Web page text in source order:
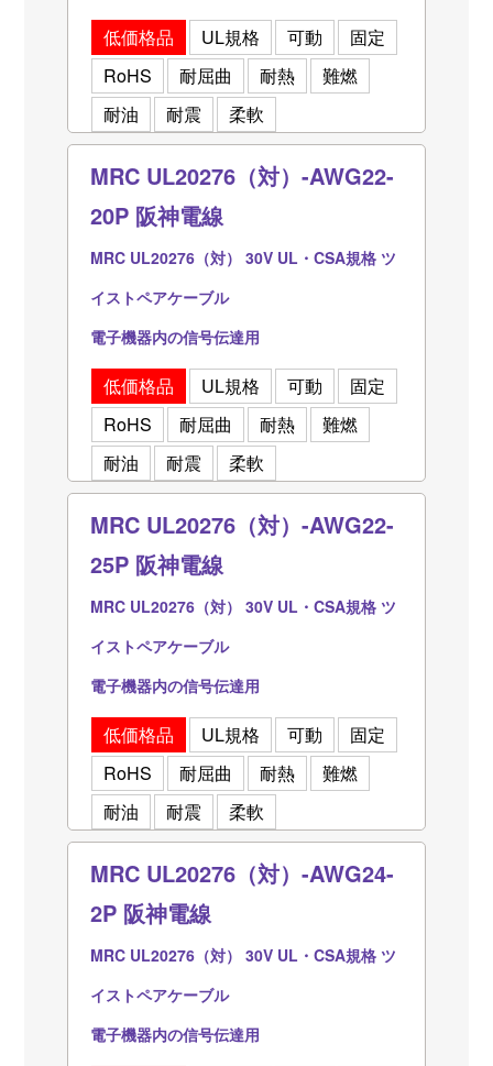
低価格品 UL規格 可動
固定
RoHS
耐屈曲 耐熱
難燃
耐油
耐震 柔軟
MRC UL20276（対）-AWG22-
20P 阪神電線
MRC UL20276（対） 30V UL・CSA規格 ツ
イストペアケーブル
電子機器内の信号伝達用
低価格品 UL規格 可動
固定
RoHS
耐屈曲 耐熱
難燃
耐油
耐震 柔軟
MRC UL20276（対）-AWG22-
25P 阪神電線
MRC UL20276（対） 30V UL・CSA規格 ツ
イストペアケーブル
電子機器内の信号伝達用
低価格品 UL規格 可動
固定
RoHS
耐屈曲 耐熱
難燃
耐油
耐震 柔軟
MRC UL20276（対）-AWG24-
2P 阪神電線
MRC UL20276（対） 30V UL・CSA規格 ツ
イストペアケーブル
電子機器内の信号伝達用